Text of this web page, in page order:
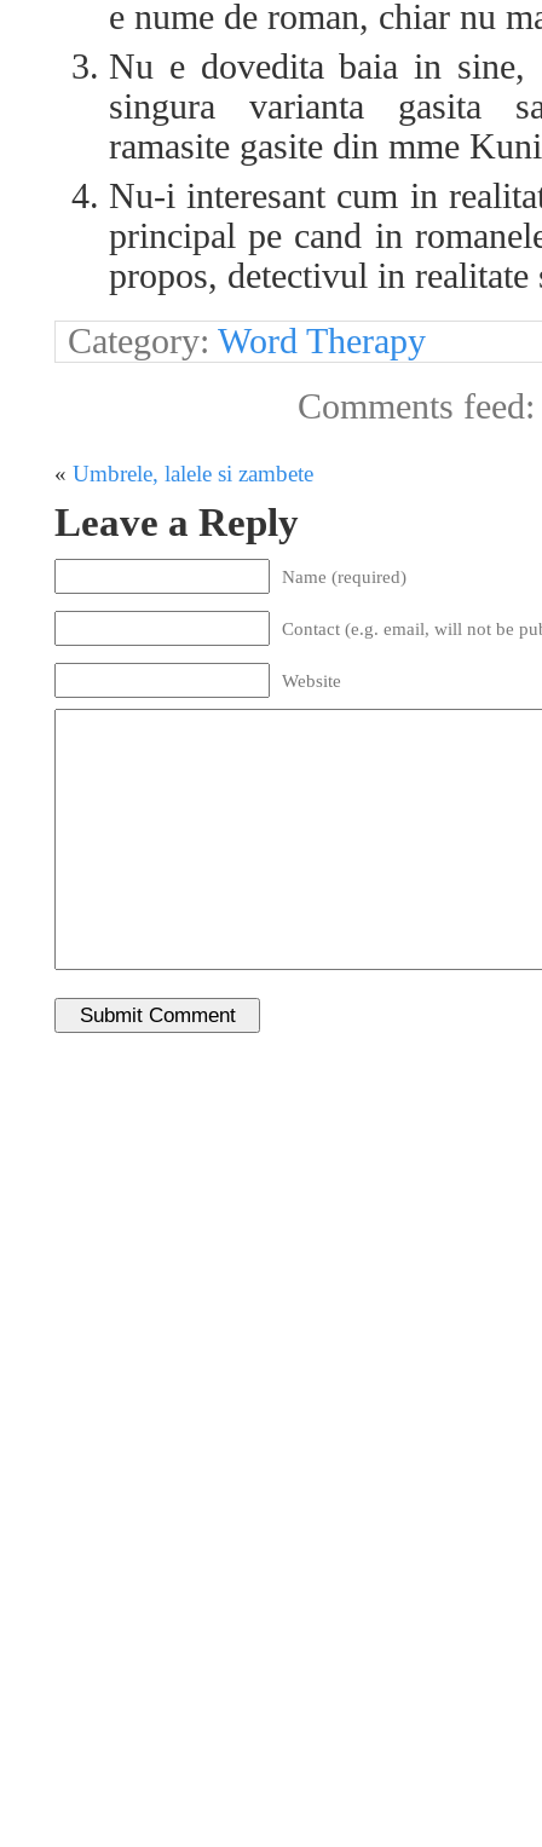
e nume de roman, chiar nu
Nu e dovedita baia in sine,
singura varianta gasita
ramasite gasite din mme
Nu-i interesant cum in
principal pe cand in
propos, detectivul in
Category: Word Therapy
Comments
« Umbrele, lalele si zambete
Leave a Reply
Name (required)
Contact (e.g. email, will not be
Website